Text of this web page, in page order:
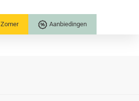
Zomer Aanbiedingen